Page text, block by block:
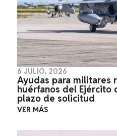
6 JULIO, 2026
Ayudas para militares
huérfanos del
plazo de solicitud
VER MÁS